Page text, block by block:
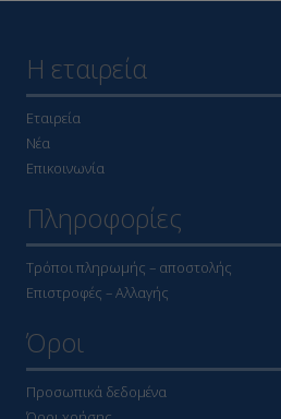
Η εταιρεία
Εταιρεία
Νέα
Επικοινωνία
Πληροφορίες
Τρόποι πληρωμής – αποστολής
Επιστροφές – Αλλαγής
Όροι
Προσωπικά δεδομένα